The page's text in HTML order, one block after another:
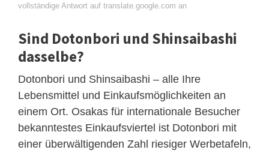
vollständige Antwort auf translate.google.com an
Sind Dotonbori und Shinsaibashi
dasselbe?
Dotonbori und Shinsaibashi – alle Ihre
Lebensmittel und Einkaufsmöglichkeiten an
einem Ort. Osakas für internationale Besucher
bekanntestes Einkaufsviertel ist Dotonbori mit
einer überwältigenden Zahl riesiger Werbetafeln,